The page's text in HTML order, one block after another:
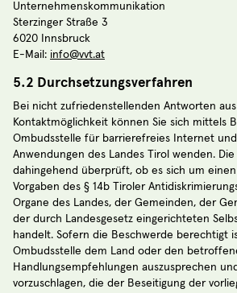
Unternehmenskommunikation
Sterzinger Straße 3
6020 Innsbruck
E-Mail: info@vvt.at
5.2 Durchsetzungsverfahren
Bei nicht zufriedenstellenden Antworten
Kontaktmöglichkeit können Sie sich mittels
Ombudsstelle für barrierefreies Internet
Anwendungen des Landes Tirol wenden.
dahingehend überprüft, ob es sich um
Vorgaben des § 14b Tiroler
Organe des Landes, der Gemeinden, der
der durch Landesgesetz eingerichteten
handelt. Sofern die Beschwerde berechtigt
Ombudsstelle dem Land oder den
Handlungsempfehlungen auszusprechen
vorzuschlagen, die der Beseitigung der